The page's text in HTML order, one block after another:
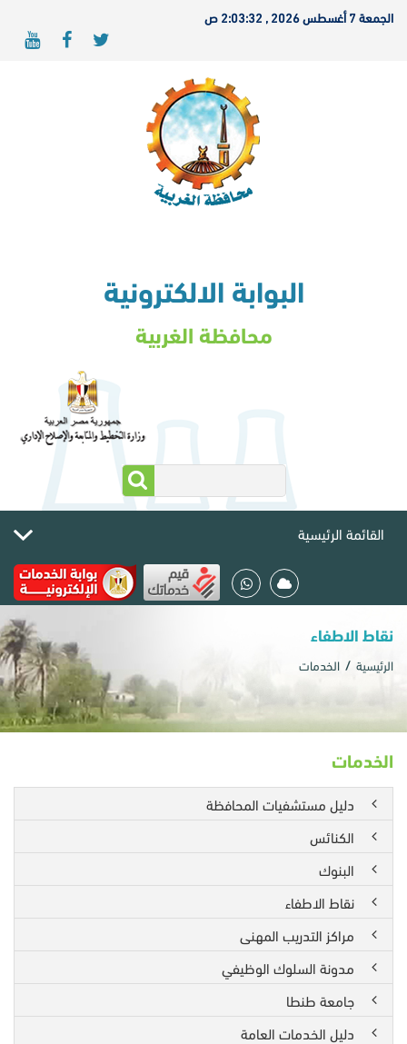
الجمعة 7 أغسطس 2026 , 2:03:32 ص
البوابة الالكترونية
محافظة الغربية
القائمة الرئيسية
نقاط الاطفاء
الرئيسية الخدمات
الخدمات
دليل مستشفيات المحافظة
الكنائس
البنوك
نقاط الاطفاء
مراكز التدريب المهنى
مدونة السلوك الوظيفي
جامعة طنطا
دليل الخدمات العامة